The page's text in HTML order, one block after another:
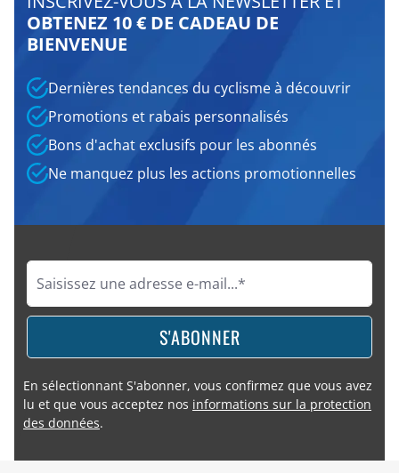
OBTENEZ 10 € DE CADEAU DE
BIENVENUE
Dernières tendances du cyclisme à découvrir
Promotions et rabais personnalisés
Bons d'achat exclusifs pour les abonnés
Ne manquez plus les actions promotionnelles
S'ABONNER
En sélectionnant S'abonner, vous confirmez que vous avez
lu et que vous acceptez nos informations sur la protection
des données.